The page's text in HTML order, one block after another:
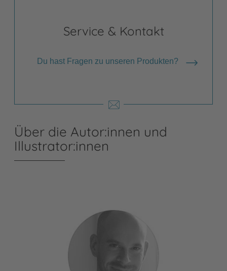
Service & Kontakt
Du hast Fragen zu unseren Produkten?
Über die Autor:innen und
Illustrator:innen